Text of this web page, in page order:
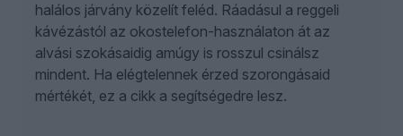
halálos járvány közelít feléd. Ráadásul a reggeli
kávézástól az okostelefon-használaton át az
alvási szokásaidig amúgy is rosszul csinálsz
mindent. Ha elégtelennek érzed szorongásaid
mértékét, ez a cikk a segítségedre lesz.